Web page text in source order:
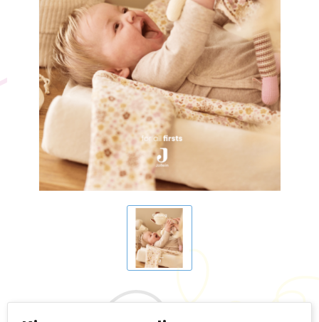
Binnenreclame
Drukwerk
Brievenbuspakketten
Blaklader
BIC
Flexfit